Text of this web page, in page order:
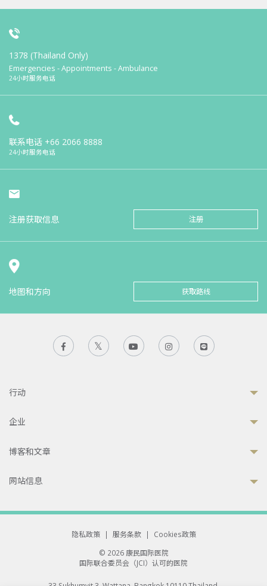
1378 (Thailand Only)
Emergencies - Appointments - Ambulance
24小时服务电话
联系电话 +66 2066 8888
24小时服务电话
注册获取信息 注册
地图和方向 获取路线
行动
企业
博客和文章
网站信息
隐私政策 | 服务条款 |
Cookies政策
© 2026 康民国际医院
国际联合委员会（JCI）认可的医院